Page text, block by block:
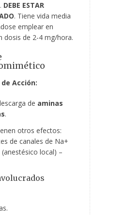
DEBE ESTAR
. Tiene vida media
emplear en
dosis de 2-4 mg/hora.
Acción:
de aminas
.
otros efectos:
de canales de Na+
local) –